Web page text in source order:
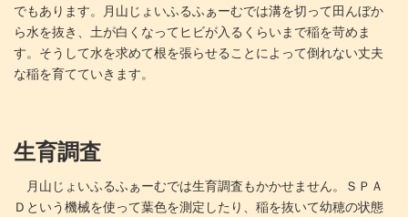
でもあります。月山じょいふるふぁーむでは溝を切って田んぼか
ら水を抜き、土が白くなってヒビが入るくらいまで稲を苛めま
す。そうして水を求めて根を張らせることによって倒れない丈夫
な稲を育てていきます。
生育調査
月山じょいふるふぁーむでは生育調査もかかせません。ＳＰＡ
Ｄという機械を使って葉色を測定したり、稲を抜いて幼穂の状態